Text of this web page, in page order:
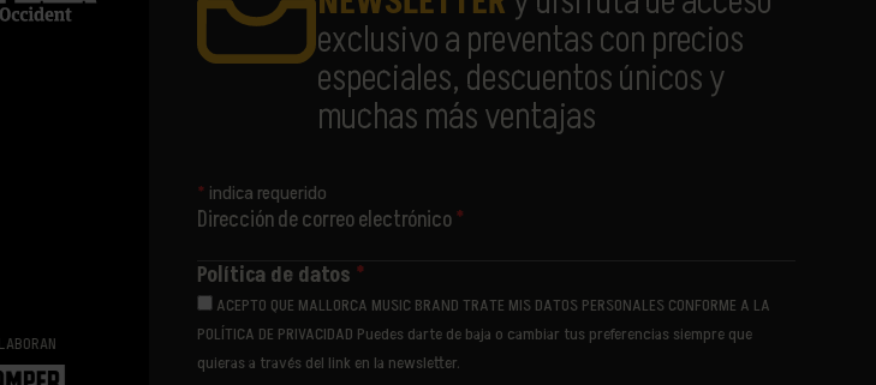
exclusivo a preventas con precios
especiales, descuentos únicos y
muchas más ventajas
* indica requerido
Dirección de correo electrónico*
Política de datos *
ACEPTO QUE MALLORCA MUSIC BRAND TRATE MIS DATOS PERSONALES CONFORME A LA
POLÍTICA DE PRIVACIDAD Puedes darte de baja o cambiar tus preferencias siempre que
quieras a través del link en la newsletter.
NAMING PARTNER PARTNER OFICIALPARTNER